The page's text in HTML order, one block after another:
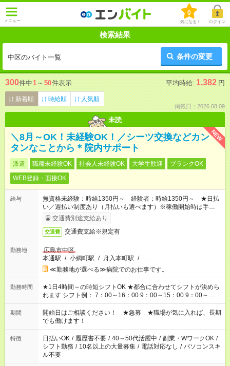
メニュー
0
気になる！ ログイン
検索結果
中区のバイト一覧 条件の変更
300件中1 ～ 50件表示 平均時給: 1,382 円
新着順 時給順 人気順
掲載日：2026.08.09
未読
NEW
＼8月～OK！未経験OK！／シーツ交換などカン
タンなことから＊院内サポート
派遣 職種未経験OK 社会人未経験OK 大学生歓迎
ブランクOK
WEB登録・面接OK
給与
無資格未経験：時給1350円～ 経験者：時給1350円～ ★日払
い／週払い制度あり（月払いも選べます）※稼働開始時は手続き
完了次第のお支払いとなります。
交通費別途支給あり
交通費 交通費支給※規定有
勤務地
広島市中区
本通駅 / 小網町駅 / 舟入本町駅 / …
≪勤務地が選べる≫病院でのお仕事です。
勤務時間
★1日4時間～の時短シフトOK ★都合に合わせてシフトが決めら
れます シフト例： 7：00～16：00 9：00～15：00 9：00～
18：00 11：00～20：00 など ※Wワークの場合、他のお仕事と
合わせ週40時間超の就業はご案内できません ※法令に基づき、
週20時間以上勤務は社会保険への加入対象となります ※労働者
派遣法（日雇い派遣の原則禁止）により、短時間・短期間の就
業はご案内が難しい場合があります
期間
開始日はご相談ください！ ★急募 ★職場が気に入れば、長期
でも働けます！
特徴 日払いOK / 履歴書不要 / 40～50代活躍中 / 副業・WワークOK /
シフト勤務 / 10名以上の大量募集 / 電話対応なし / パソコンスキ
ル不要